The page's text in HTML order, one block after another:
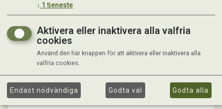
beständig och elastisk, kan användas i temperaturer från +85 till -40
grader C.
...
Kr 49,00
↓ 1 tjeneste
Aktivera eller inaktivera alla valfria
cookies
Använd den här knappen för att aktivera eller inaktivera alla
valfria cookies.
Endast nödvändiga Godta val Godta alla